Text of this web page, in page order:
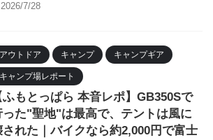
2026/7/28
アウトドア キャンプ キャンプギア
キャンプ場レポート
ふもとっぱら 本音レポ】GB350Sで
った"聖地"は最高で、テントは風に
された｜バイクなら約2,000円で富士